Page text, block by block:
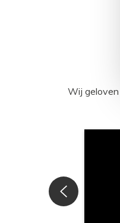
Wij geloven